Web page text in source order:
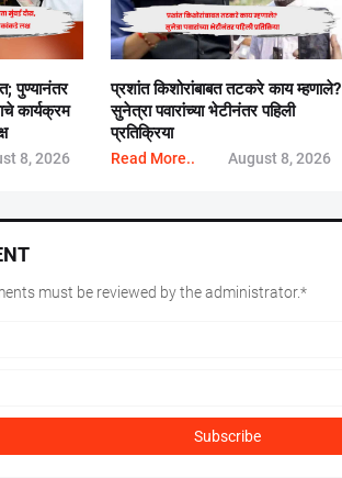
पुण्यानंतर
कार्यक्रम
8, 2026
प्रशांत किशोरांबाबत तटकरे काय म्हणाले?
सुनेत्रा पवारांच्या भेटीनंतर पहिली
प्रतिक्रिया
Read More.. August 8, 2026
must be reviewed by the administrator.*